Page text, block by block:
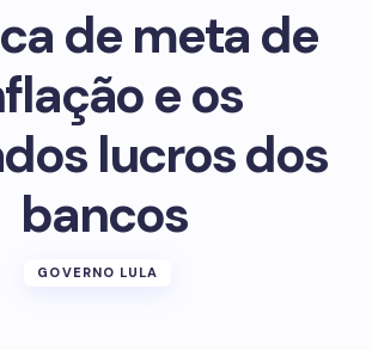
de meta de
e os
lucros dos
bancos
GOVERNO LULA